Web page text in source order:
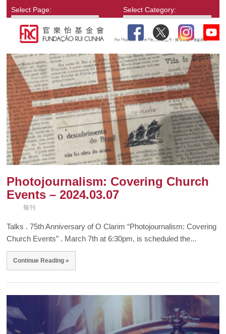
Select Page: Select Category:
Photojournalism: Covering Church
Events – 2024.03.07
報刊
Talks . 75th Anniversary of O Clarim “Photojournalism: Covering
Church Events” . March 7th at 6:30pm, is scheduled the...
Continue Reading »